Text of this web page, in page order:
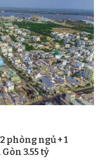
phòng ngủ + 1
3.55 tỷ